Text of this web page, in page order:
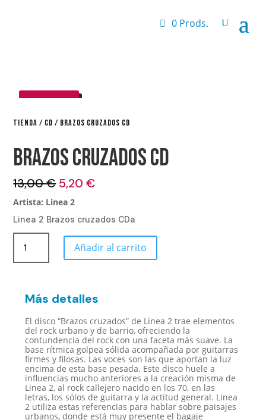
0 Prods.
¡OFERTA!
TIENDA / CD / BRAZOS CRUZADOS CD
Brazos cruzados CD
13,00€ El
precio
original
era:
13,00 €.
5,20€
es:
5,20 €.
Artista: Linea 2
Linea 2 Brazos cruzados CDa
cruzados
CD
Añadir al carrito
Más detalles
El disco “Brazos cruzados” de Linea 2 trae elementos
del rock urbano y de barrio, ofreciendo la
contundencia del rock con una faceta más suave. La
base rítmica golpea sólida acompañada por guitarras
firmes y filosas. Las voces son las que aportan la luz
encima de esta base pesada. Este disco huele a
influencias mucho anteriores a la creación misma de
Linea 2, al rock callejero nacido en los 70, en las
letras, los sólos de guitarra y la actitud general. Linea
2 utiliza estas referencias para hablar sobre paisajes
urbanos, donde está muy presente el bagaje